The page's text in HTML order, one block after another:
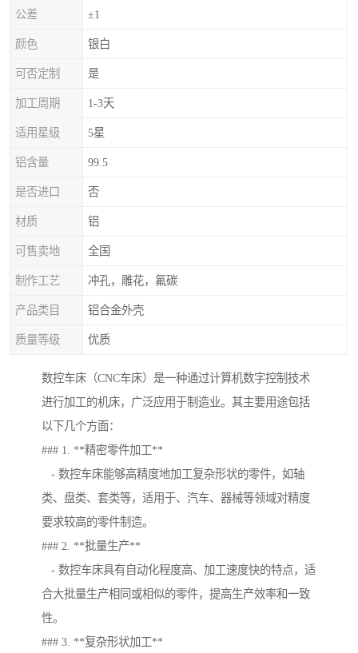
公差 ±1
颜色 银白
可否定制 是
加工周期 1-3天
适用星级 5星
铝含量 99.5
是否进口 否
材质 铝
可售卖地 全国
制作工艺 冲孔，雕花，氟碳
产品类目 铝合金外壳
质量等级 优质
数控车床（CNC车床）是一种通过计算机数字控制技术
进行加工的机床，广泛应用于制造业。其主要用途包括
以下几个方面：
### 1. **精密零件加工**
- 数控车床能够高精度地加工复杂形状的零件，如轴
类、盘类、套类等，适用于、汽车、器械等领域对精度
要求较高的零件制造。
### 2. **批量生产**
- 数控车床具有自动化程度高、加工速度快的特点，适
合大批量生产相同或相似的零件，提高生产效率和一致
性。
### 3. **复杂形状加工**